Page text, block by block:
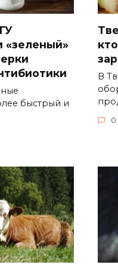
«зеленый»
быстрый и
В
0